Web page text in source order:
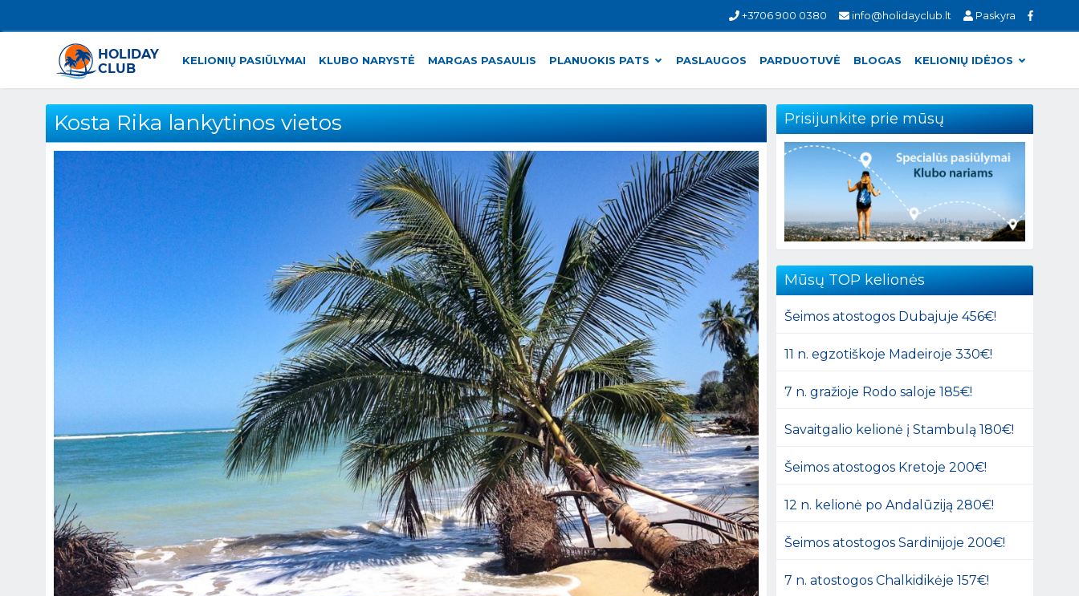
+3706 900 0380 info@holidayclub.lt Paskyra
KELIONIŲ PASIŪLYMAI KLUBO NARYSTĖ MARGAS PASAULIS PLANUOKIS PATS PASLAUGOS PARDUOTUVĖ BLOGAS KELIONIŲ IDĖJOS
Kosta Rika lankytinos vietos Prisijunkite prie mūsų
Mūsų TOP kelionės
Šeimos atostogos Dubajuje 456€!
11 n. egzotiškoje Madeiroje 330€!
7 n. gražioje Rodo saloje 185€!
Savaitgalio kelionė į Stambulą 180€!
Šeimos atostogos Kretoje 200€!
12 n. kelionė po Andalūziją 280€!
Šeimos atostogos Sardinijoje 200€!
7 n. atostogos Chalkidikėje 157€!